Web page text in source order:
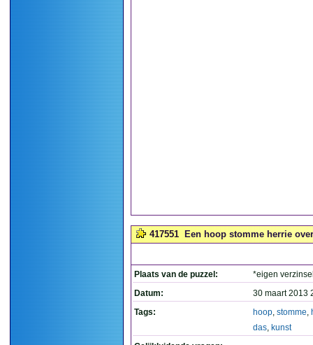
417551 Een hoop stomme herrie
Plaats van de puzzel:
*eigen
Datum:
30 maart 2013
Tags:
hoop, stomme,
das, kunst